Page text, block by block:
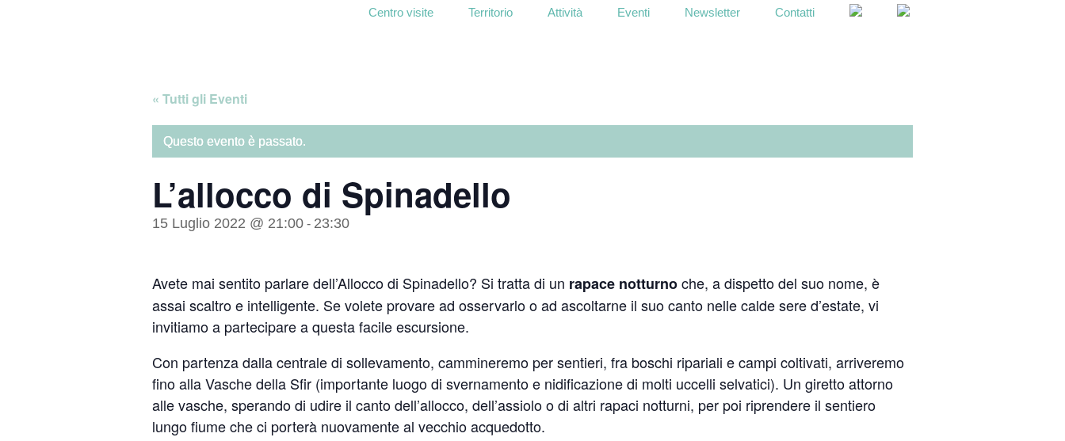
Centro visite Territorio Attività Eventi Newsletter Contatti
« Tutti gli Eventi
Questo evento è passato.
L’allocco di Spinadello
15 Luglio 2022 @ 21:00 - 23:30
Avete mai sentito parlare dell’Allocco di Spinadello? Si tratta di un rapace notturnoche, a dispetto del suo nome, è
assai scaltro e intelligente. Se volete provare ad osservarlo o ad ascoltarne il suo canto nelle calde sere d’estate, vi
invitiamo a partecipare a questa facile escursione.
Con partenza dalla centrale di sollevamento, cammineremo per sentieri, fra boschi ripariali e campi coltivati, arriveremo
fino alla Vasche della Sfir (importante luogo di svernamento e nidificazione di molti uccelli selvatici). Un giretto attorno
alle vasche, sperando di udire il canto dell’allocco, dell’assiolo o di altri rapaci notturni, per poi riprendere il sentiero
lungo fiume che ci porterà nuovamente al vecchio acquedotto.